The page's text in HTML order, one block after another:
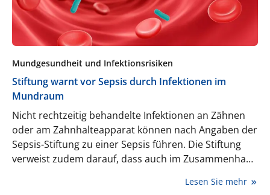
Mundgesundheit und Infektionsrisiken
Stiftung warnt vor Sepsis durch Infektionen im
Mundraum
Nicht rechtzeitig behandelte Infektionen an Zähnen
oder am Zahnhalteapparat können nach Angaben der
Sepsis-Stiftung zu einer Sepsis führen. Die Stiftung
verweist zudem darauf, dass auch im Zusammenhang
Blutkreislauf gelangen können. Hier sollenLesen Sie mehr